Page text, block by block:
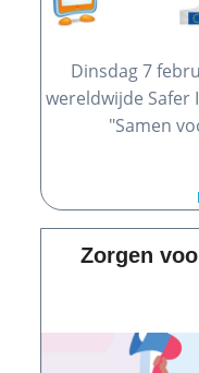
Dinsdag 7
wereldwijde
"Samen
Zorgen